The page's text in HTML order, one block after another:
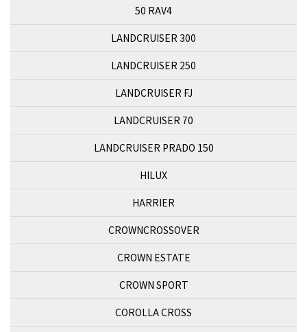
50 RAV4
LANDCRUISER 300
LANDCRUISER 250
LANDCRUISER FJ
LANDCRUISER 70
LANDCRUISER PRADO 150
HILUX
HARRIER
CROWNCROSSOVER
CROWN ESTATE
CROWN SPORT
COROLLA CROSS